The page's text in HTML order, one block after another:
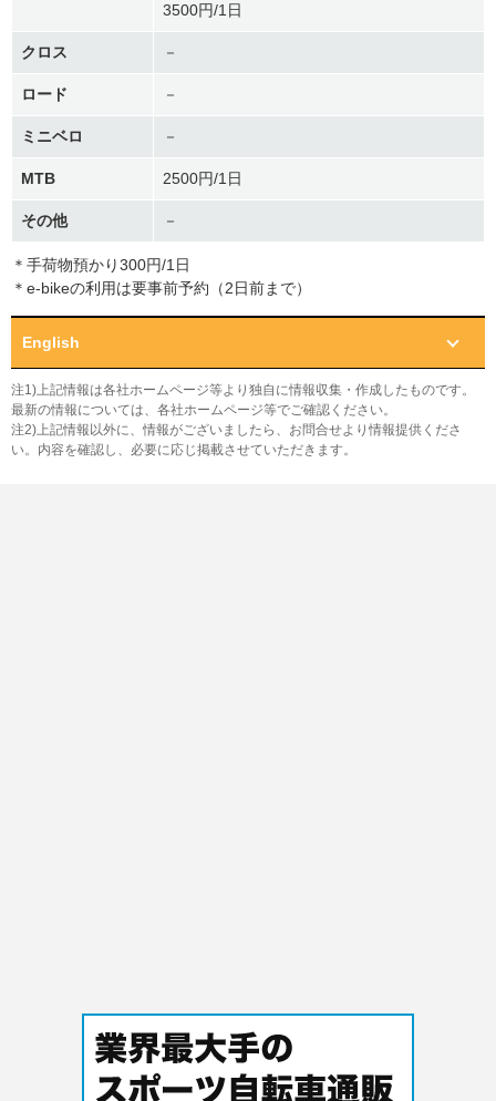
3500円/1日
クロス －
ロード －
ミニベロ －
MTB 2500円/1日
その他 －
＊手荷物預かり300円/1日
＊e-bikeの利用は要事前予約（2日前まで）
English
注1)上記情報は各社ホームページ等より独自に情報収集・作成したものです。
最新の情報については、各社ホームページ等でご確認ください。
注2)上記情報以外に、情報がございましたら、お問合せより情報提供くださ
い。内容を確認し、必要に応じ掲載させていただきます。